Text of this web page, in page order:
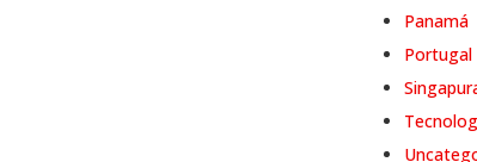
Panamá
Portugal